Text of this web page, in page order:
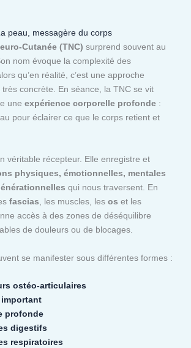
peau, messagère du corps
Cutanée (TNC) surprend souvent au
nom évoque la complexité des
qu’en réalité, c’est une approche
concrète. En séance, la TNC se vit
une expérience corporelle profonde :
pour éclairer ce que le corps retient et
véritable récepteur. Elle enregistre et
physiques, émotionnelles, mentales
qui nous traversent. En
fascias, les muscles, les os et les
accès à des zones de déséquilibre
de douleurs ou de blocages.
se manifester sous différentes formes :
ostéo-articulaires
profonde
digestifs
respiratoires